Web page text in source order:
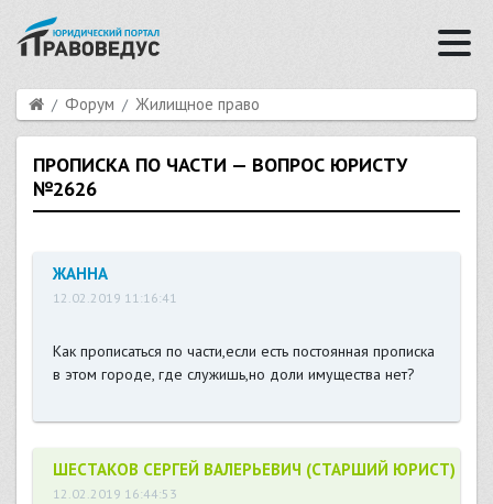
Форум Жилищное право
ПРОПИСКА ПО ЧАСТИ — ВОПРОС ЮРИСТУ
№2626
ЖАННА
12.02.2019 11:16:41
Как прописаться по части,если есть постоянная прописка
в этом городе, где служишь,но доли имущества нет?
ШЕСТАКОВ СЕРГЕЙ ВАЛЕРЬЕВИЧ (СТАРШИЙ ЮРИСТ)
12.02.2019 16:44:53